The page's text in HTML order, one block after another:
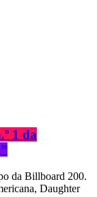
1 da
da Billboard 200.
Daughter